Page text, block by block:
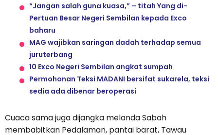
“Jangan salah guna kuasa,” – titah Yang di-
Pertuan Besar Negeri Sembilan kepada Exco
baharu
MAG wajibkan saringan dadah terhadap semua
juruterbang
10 Exco Negeri Sembilan angkat sumpah
Permohonan Teksi MADANI bersifat sukarela, teksi
sedia ada dibenar beroperasi
Cuaca sama juga dijangka melanda Sabah
membabitkan Pedalaman, pantai barat, Tawau